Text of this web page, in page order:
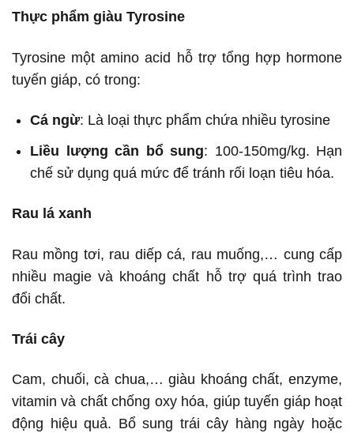
Thực phẩm giàu Tyrosine
Tyrosine một amino acid hỗ trợ tổng hợp hormone
tuyến giáp, có trong:
Cá ngừ: Là loại thực phẩm chứa nhiều tyrosine
Liều lượng cần bổ sung: 100-150mg/kg. Hạn
chế sử dụng quá mức để tránh rối loạn tiêu hóa.
Rau lá xanh
Rau mồng tơi, rau diếp cá, rau muống,… cung cấp
nhiều magie và khoáng chất hỗ trợ quá trình trao
đổi chất.
Trái cây
Cam, chuối, cà chua,… giàu khoáng chất, enzyme,
vitamin và chất chống oxy hóa, giúp tuyến giáp hoạt
động hiệu quả. Bổ sung trái cây hàng ngày hoặc